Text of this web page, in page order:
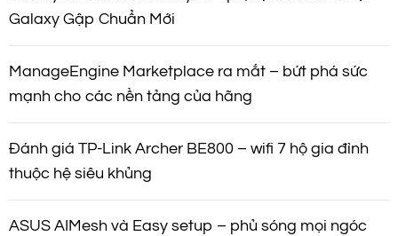
Galaxy Gập Chuẩn Mới
ManageEngine Marketplace ra mắt – bứt phá sức
mạnh cho các nền tảng của hãng
Đánh giá TP-Link Archer BE800 – wifi 7 hộ gia đình
thuộc hệ siêu khủng
ASUS AIMesh và Easy setup – phủ sóng mọi ngóc